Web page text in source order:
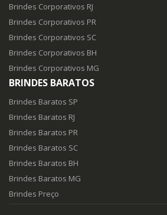
Brindes Corporativos RJ
Brindes Corporativos PR
Brindes Corporativos SC
Brindes Corporativos BH
Brindes Corporativos MG
BRINDES BARATOS
Brindes Baratos SP
Brindes Baratos RJ
Brindes Baratos PR
Brindes Baratos SC
Brindes Baratos BH
Brindes Baratos MG
Brindes Preço